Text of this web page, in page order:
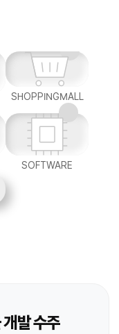
SHOPPINGMALL
SOFTWARE
발 수주